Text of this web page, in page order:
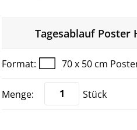
Tagesablauf Poster
70 x 50 cm
Stück